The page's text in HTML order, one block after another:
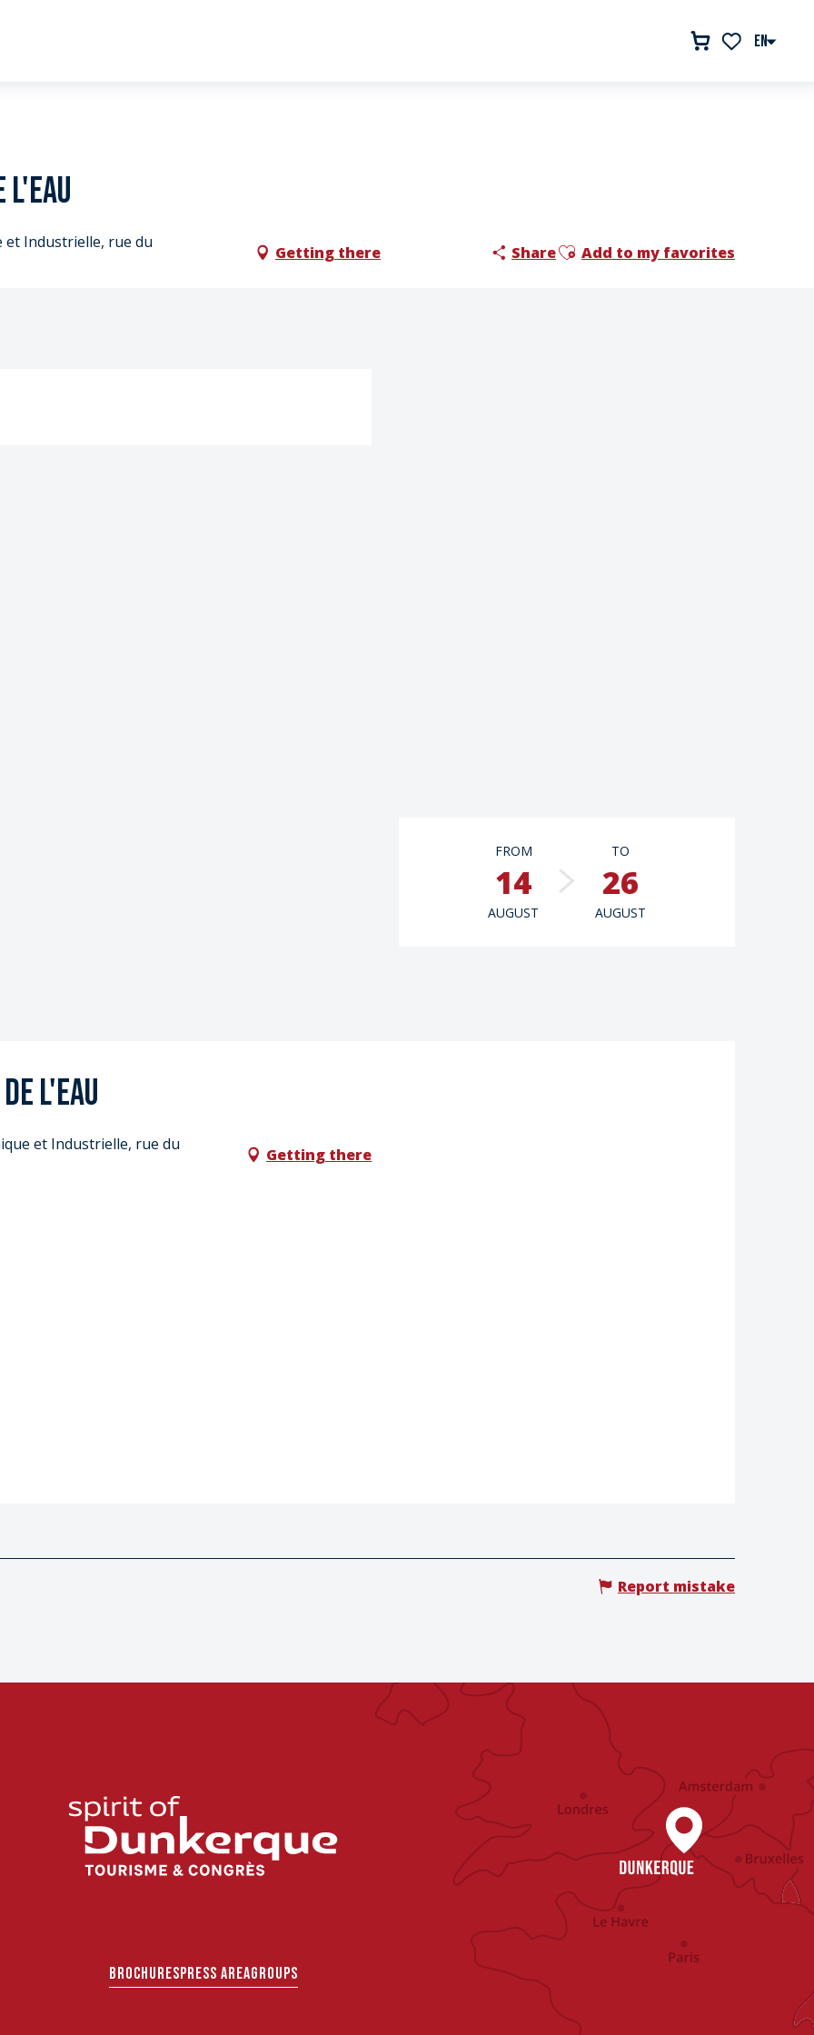
EN
l'eau
et Industrielle, rue du
Getting there ShareAjouter aux favoris
Add to my favorites
Opening hours &
FROM
14
AUGUST
TO
26
AUGUST
l'eau
et Industrielle, rue du
Getting there
Report mistake
BROCHURESPRESS AREAGROUPS